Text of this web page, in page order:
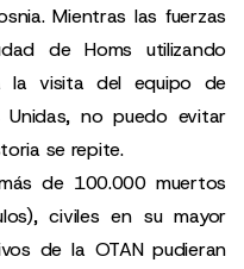
Mientras las fuerzas
de Homs utilizando
la visita del equipo de
Unidas, no puedo evitar
se repite.
de 100.000 muertos
civiles en su mayor
de la OTAN pudieran